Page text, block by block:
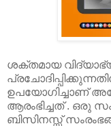
ശക്തമായ
ഉപയോഗിച്ചാണ്
ആരംഭിച്ചത് . ഒരു
ബിസിനസ്സ്